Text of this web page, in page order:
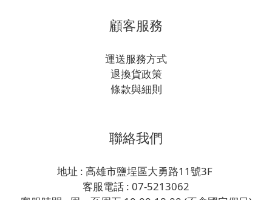
顧客服務
運送服務方式
退換貨政策
條款與細則
聯絡我們
地址 : 高雄市鹽埕區大勇路11號3F
客服電話 : 07-5213062